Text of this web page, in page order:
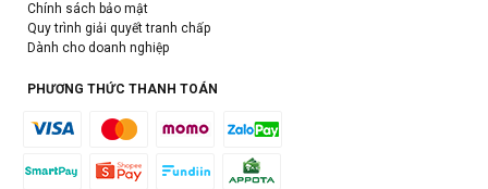
Chính sách bảo mật
Quy trình giải quyết tranh chấp
Dành cho doanh nghiệp
PHƯƠNG THỨC THANH TOÁN